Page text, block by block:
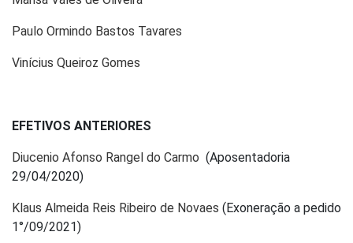
Paulo Ormindo Bastos Tavares
Vinícius Queiroz Gomes
EFETIVOS ANTERIORES
Diucenio Afonso Rangel do Carmo (Aposentadoria
29/04/2020)
Klaus Almeida Reis Ribeiro de Novaes (Exoneração a pedido
1°/09/2021)